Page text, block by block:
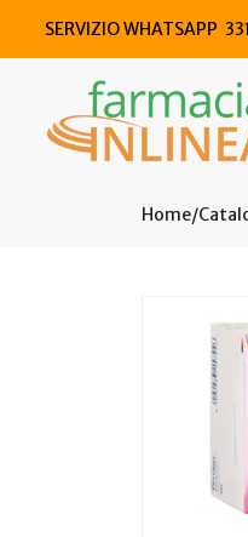
SERVIZIO WHATSAPP
Home